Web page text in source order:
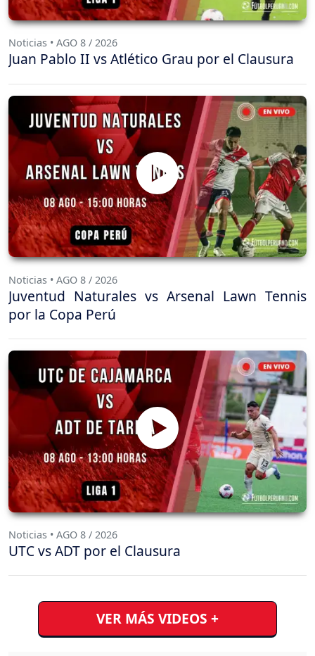
Noticias • AGO 8 / 2026
Juan Pablo II vs Atlético Grau por el Clausura
Noticias • AGO 8 / 2026
Juventud Naturales vs Arsenal Lawn Tennis
por la Copa Perú
Noticias • AGO 8 / 2026
UTC vs ADT por el Clausura
VER MÁS VIDEOS +